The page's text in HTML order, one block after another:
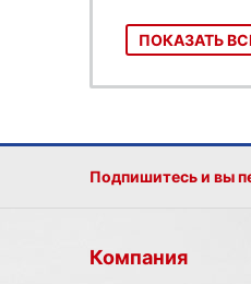
ПОКАЗАТЬ
Подпишитесь и вы
Компания